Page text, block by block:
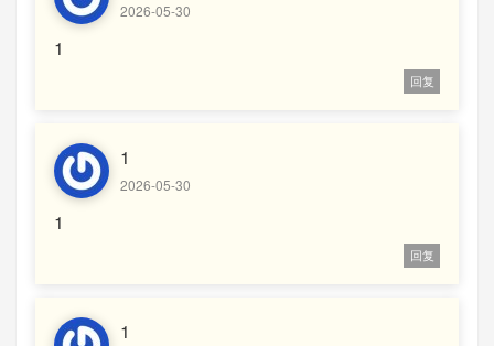
2026-05-30
1
回复
1
2026-05-30
1
回复
1